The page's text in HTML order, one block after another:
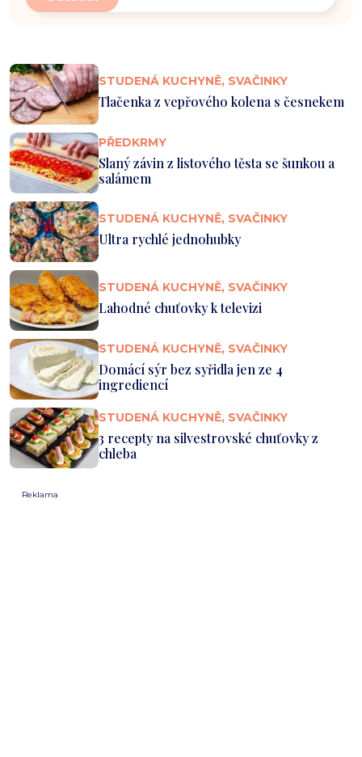
STUDENÁ KUCHYNĚ, SVAČINKY
Tlačenka z vepřového kolena s česnekem
PŘEDKRMY
Slaný závin z listového těsta se šunkou a
salámem
STUDENÁ KUCHYNĚ, SVAČINKY
Ultra rychlé jednohubky
STUDENÁ KUCHYNĚ, SVAČINKY
Lahodné chuťovky k televizi
STUDENÁ KUCHYNĚ, SVAČINKY
Domácí sýr bez syřidla jen ze 4
ingrediencí
STUDENÁ KUCHYNĚ, SVAČINKY
3 recepty na silvestrovské chuťovky z
chleba
Reklama